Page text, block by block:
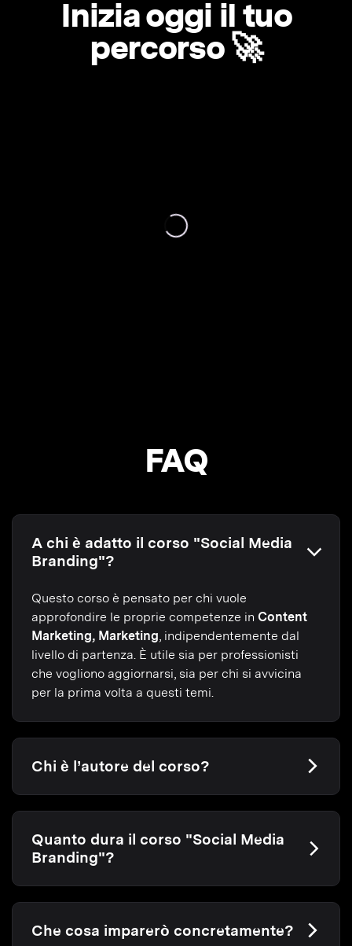
Inizia oggi il tuo
percorso 🚀
FAQ
A chi è adatto il corso "Social Media
Branding"?
Questo corso è pensato per chi vuole
approfondire le proprie competenze in Content
Marketing, Marketing , indipendentemente dal
livello di partenza. È utile sia per professionisti
che vogliono aggiornarsi, sia per chi si avvicina
per la prima volta a questi temi.
Chi è l’autore del corso?
Quanto dura il corso "Social Media
Branding"?
Che cosa imparerò concretamente?